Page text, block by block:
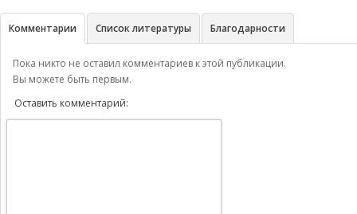
Комментарии Список литературы Благодарности
Пока никто не оставил комментариев к этой публикации.
Вы можете быть первым.
Оставить комментарий: